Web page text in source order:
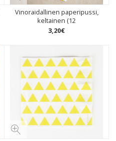
Vinoraidallinen paperipussi,
keltainen (12
3,20€